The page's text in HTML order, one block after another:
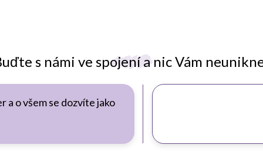
s námi ve spojení a nic Vám
o všem se dozvíte jako